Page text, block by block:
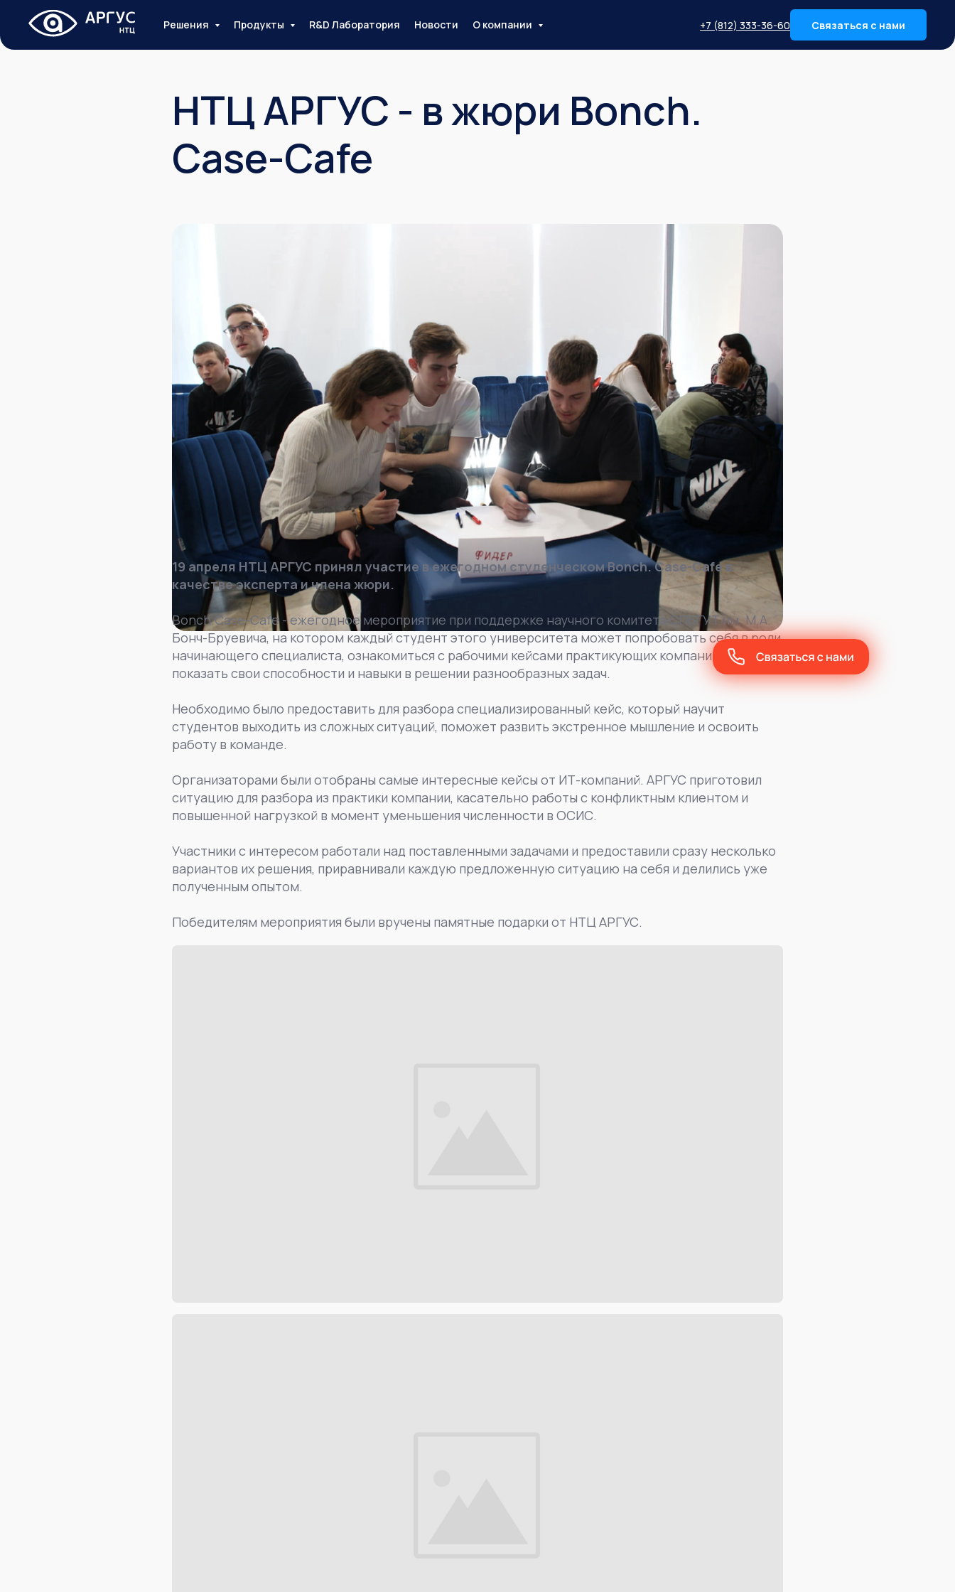
Решения Продукты R&D Лаборатория Новости О компании +7 (812) 333-36-60 Связаться с нами
НТЦ АРГУС - в жюри Bonch.
Case-Cafe
19 апреля НТЦ АРГУС принял участие в ежегодном студенческом Bonch. Case-Cafe в
качестве эксперта и члена жюри.
Bonch.Case-Cafe - ежегодное мероприятие при поддержке научного комитета СПбГУТ им. М.А.
Бонч-Бруевича, на котором каждый студент этого университета может попробовать себя в роли
начинающего специалиста, ознакомиться с рабочими кейсами практикующих компаний и
показать свои способности и навыки в решении разнообразных задач.
Необходимо было предоставить для разбора специализированный кейс, который научит
студентов выходить из сложных ситуаций, поможет развить экстренное мышление и освоить
работу в команде.
Организаторами были отобраны самые интересные кейсы от ИТ-компаний. АРГУС приготовил
ситуацию для разбора из практики компании, касательно работы с конфликтным клиентом и
повышенной нагрузкой в момент уменьшения численности в ОСИС.
Участники с интересом работали над поставленными задачами и предоставили сразу несколько
вариантов их решения, приравнивали каждую предложенную ситуацию на себя и делились уже
полученным опытом.
Победителям мероприятия были вручены памятные подарки от НТЦ АРГУС.